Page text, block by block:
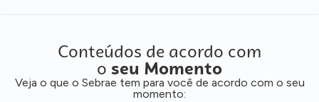
Conteúdos de acordo com
o seu Momento
Veja o que o Sebrae tem para você de acordo com o seu
momento: